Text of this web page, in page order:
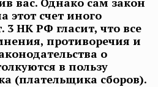
этот счет иного
3 НК РФ гласит, что все
противоречия и
о
в пользу
(плательщика сборов).